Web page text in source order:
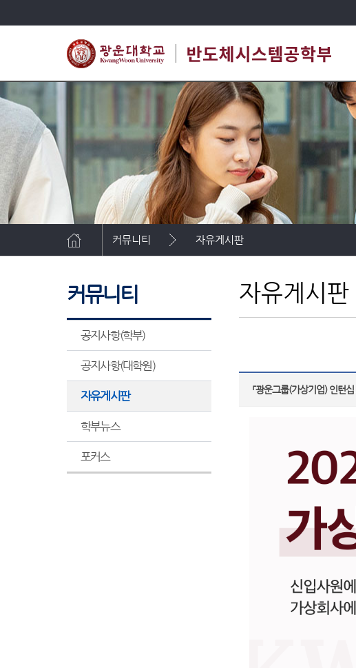
커뮤니티 자유게시판
커뮤니티
공지사항(학부)
공지사항(대학원)
자유게시판
학부뉴스
포커스
자유게시판
「광운그룹(가상기업) 인턴십